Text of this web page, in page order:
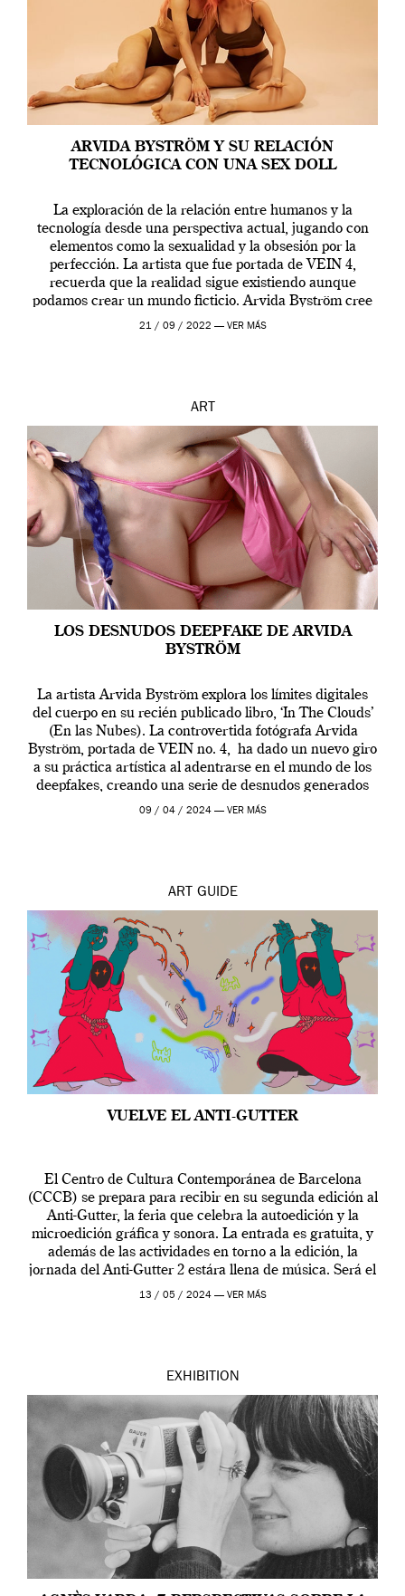
ARVIDA BYSTRÖM Y SU RELACIÓN
TECNOLÓGICA CON UNA SEX DOLL
La exploración de la relación entre humanos y la
tecnología desde una perspectiva actual, jugando con
elementos como la sexualidad y la obsesión por la
perfección. La artista que fue portada de VEIN 4,
recuerda que la realidad sigue existiendo aunque
podamos crear un mundo ficticio. Arvida Byström cree
que los humanos tienen un complejo […]
21 / 09 / 2022 — VER MÁS
ART
LOS DESNUDOS DEEPFAKE DE ARVIDA
BYSTRÖM
La artista Arvida Byström explora los límites digitales
del cuerpo en su recién publicado libro, ‘In The Clouds’
(En las Nubes). La controvertida fotógrafa Arvida
Byström, portada de VEIN no. 4, ha dado un nuevo giro
a su práctica artística al adentrarse en el mundo de los
deepfakes, creando una serie de desnudos generados
por […]
09 / 04 / 2024 — VER MÁS
ART GUIDE
VUELVE EL ANTI-GUTTER
El Centro de Cultura Contemporánea de Barcelona
(CCCB) se prepara para recibir en su segunda edición al
Anti-Gutter, la feria que celebra la autoedición y la
microedición gráfica y sonora. La entrada es gratuita, y
además de las actividades en torno a la edición, la
jornada del Anti-Gutter 2 estára llena de música. Será el
[…]
13 / 05 / 2024 — VER MÁS
EXHIBITION